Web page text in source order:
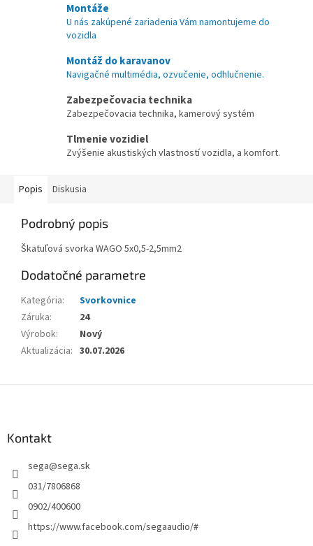
Montáže
U nás zakúpené zariadenia Vám namontujeme do
vozidla
Montáž do karavanov
Navigačné multimédia, ozvučenie, odhlučnenie.
Zabezpečovacia technika
Zabezpečovacia technika, kamerový systém
Tlmenie vozidiel
Zvýšenie akustiských vlastností vozidla, a komfort.
Popis Diskusia
Podrobný popis
Škatuľová svorka WAGO 5x0,5-2,5mm2
Dodatočné parametre
Kategória:
Svorkovnice
Záruka:
24
Výrobok:
Nový
Aktualizácia: 30.07.2026
Kontakt
sega@sega.sk
031/7806868
0902/400600
https://www.facebook.com/segaaudio/#